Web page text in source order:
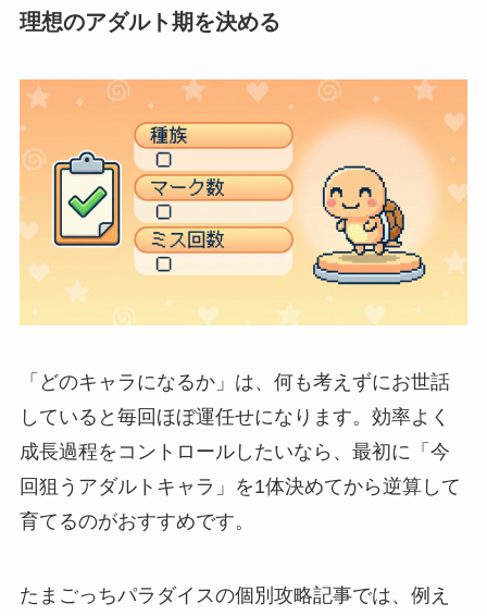
理想のアダルト期を決める
「どのキャラになるか」は、何も考えずにお世話
していると毎回ほぼ運任せになります。効率よく
成長過程をコントロールしたいなら、最初に「今
回狙うアダルトキャラ」を1体決めてから逆算して
育てるのがおすすめです。
たまごっちパラダイスの個別攻略記事では、例え